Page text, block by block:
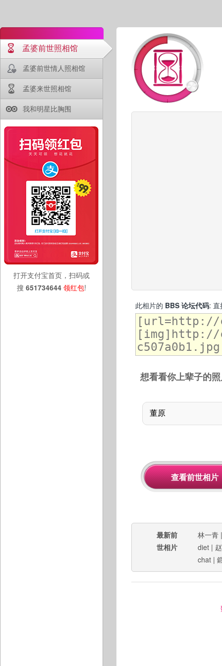
孟婆前世照相馆
孟婆前世情人照相馆
孟婆来世照相馆
我和明星比胸围
打开支付宝首页，扫码或
搜 651734644 领红包!
此相片的 BBS 论坛代码: 直
想看看你上辈子的
最新前
世相片
林一青
diet |
chat |